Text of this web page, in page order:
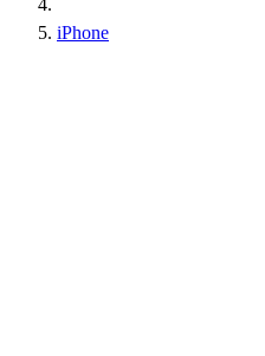
iPhone